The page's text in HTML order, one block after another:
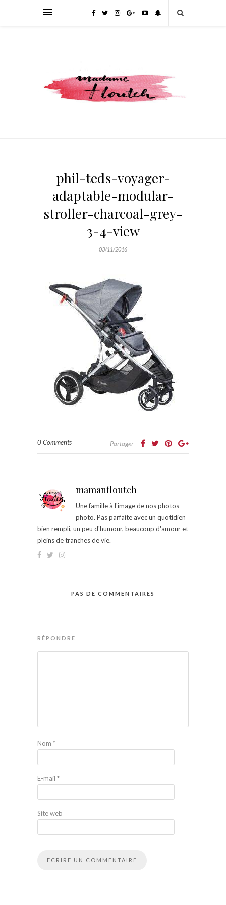
phil-teds-voyager-
adaptable-modular-
stroller-charcoal-grey-
3-4-view
03/11/2016
0 Comments Partager
mamanfloutch
Une famille à l'image de nos photos
photo. Pas parfaite avec un quotidien
bien rempli, un peu d'humour, beaucoup d'amour et
pleins de tranches de vie.
PAS DE COMMENTAIRES
RÉPONDRE
Nom *
E-mail *
Site web